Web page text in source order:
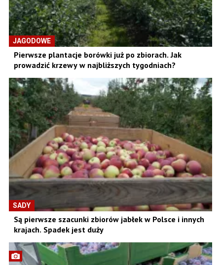
JAGODOWE
Pierwsze plantacje borówki już po zbiorach. Jak
prowadzić krzewy w najbliższych tygodniach?
SADY
Są pierwsze szacunki zbiorów jabłek w Polsce i innych
krajach. Spadek jest duży